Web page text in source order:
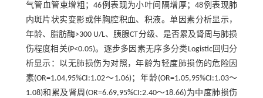
气管血管束增粗；46例表现为小叶间隔增厚；48例表现肺
内斑片状实变影或伴胸腔积血、积液。单因素分析显示，
年龄、脂肪酶>300 U/L、胰腺CT分级、是否累及肾周与肺损
伤程度相关(P<0.05)。逐步多因素无序多分类Logistic回归分
析显示：以无肺损伤为对照，年龄为轻度肺损伤的危险因
素(OR=1.04,95%CI:1.02～1.06)；年龄(OR=1.05,95%CI:1.03～
1.08)和累及肾周(OR=6.69,95%CI:2.40～18.66)为中度肺损伤